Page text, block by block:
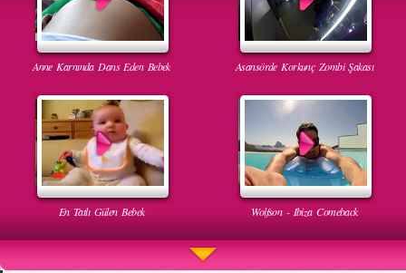
Anne Karnında Dans Eden Bebek Asansörde Korkunç Zombi Şakası
En Tatlı Gülen Bebek Wolfson - Ibiza Comeback